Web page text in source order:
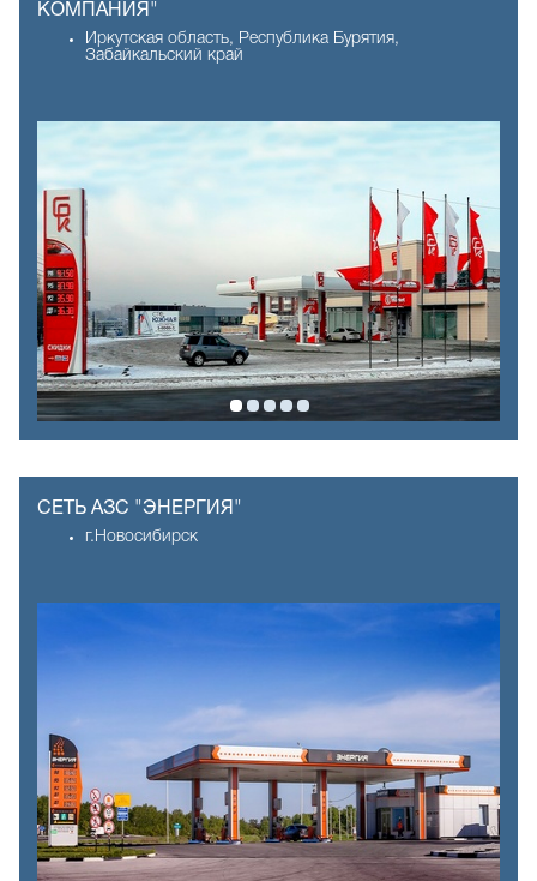
КОМПАНИЯ"
Иркутская область, Республика Бурятия,
Забайкальский край
СЕТЬ АЗС "ЭНЕРГИЯ"
г.Новосибирск